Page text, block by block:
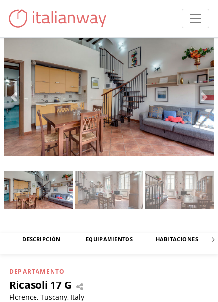
DESCRIPCIÓN EQUIPAMIENTOS HABITACIONES
DEPARTAMENTO
Ricasoli 17 G
Florence, Tuscany, Italy